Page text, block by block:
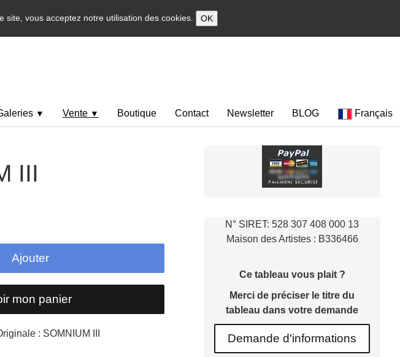
vous acceptez notre utilisation des cookies. OK
▼ Vente ▼ Boutique Contact Newsletter BLOG Français
III
Ajouter
mon panier
: SOMNIUM III
N° SIRET: 528 307 408 000 13
Maison des Artistes : B336466
Ce tableau vous plait ?
Merci de préciser le titre du
tableau dans votre demande
Demande d'informations